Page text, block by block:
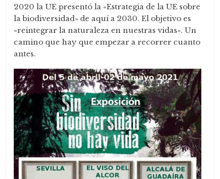
2020 la UE presentó la «Estrategia de la UE sobre
la biodiversidad» de aquí a 2030. El objetivo es
«reintegrar la naturaleza en nuestras vidas». Un
camino que hay que empezar a recorrer cuanto
antes.